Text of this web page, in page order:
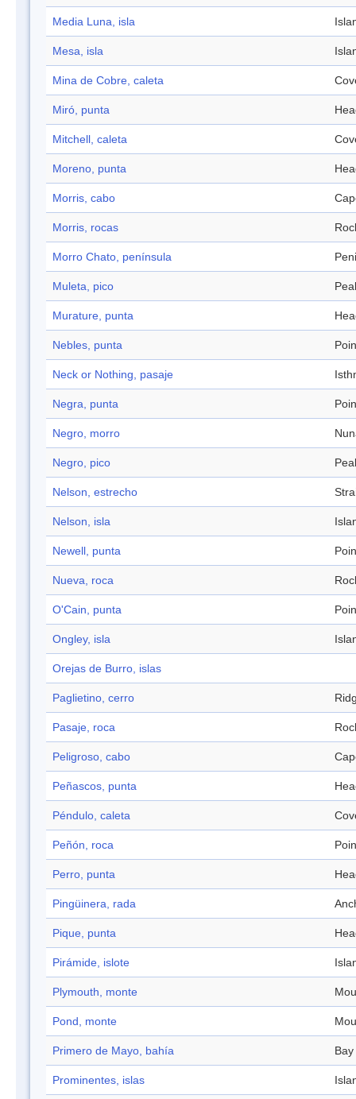
Media Luna, isla
Mesa, isla
Mina de Cobre, caleta
Miró, punta
Mitchell, caleta
Moreno, punta
Morris, cabo
Morris, rocas
Morro Chato, península
Muleta, pico
Murature, punta
Nebles, punta
Neck or Nothing, pasaje
Negra, punta
Negro, morro
Negro, pico
Nelson, estrecho
Nelson, isla
Newell, punta
Nueva, roca
O'Cain, punta
Ongley, isla
Orejas de Burro, islas
Paglietino, cerro
Pasaje, roca
Peligroso, cabo
Peñascos, punta
Péndulo, caleta
Peñón, roca
Perro, punta
Pingüinera, rada
Pique, punta
Pirámide, islote
Plymouth, monte
Pond, monte
Primero de Mayo, bahía Bay
Prominentes, islas